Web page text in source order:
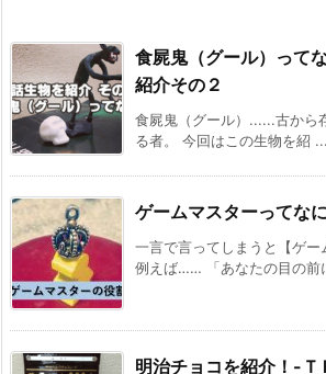
食屍鬼（グール）って
紹介その２
食屍鬼（グール）......古から
る者。 今回はこの生物を紹 ...
ゲームマスターってな
一言で言ってしまうと【ゲー
例えば…… 「あなたの目の前
明治チョコを紹介！-Ｔ